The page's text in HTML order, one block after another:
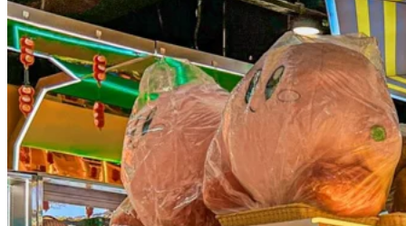
7.27-8.10 全場單筆消費滿99元送服裝/鞋包100元零售券1張，
憑收據去G層客服台就可以兌換！
仲有多間商店及餐飲，
榮耀LIFE（G層中庭）
呢間數碼產品店融合科技、藝術同生活，仲打造咗寬敞舒適嘅
美學空間。榮耀AI科技創新體驗館，各式各樣嘅產品整齊展
示。